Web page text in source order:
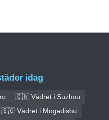
idag
🇨🇳 Vädret i Suzhou
🇸🇴 Vädret i Mogadishu